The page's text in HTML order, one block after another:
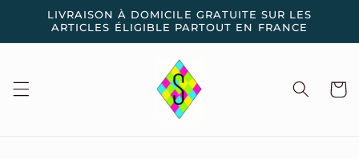
passer
contenu
LIVRAISON À DOMICILE GRATUITE SUR LES
ARTICLES ÉLIGIBLE PARTOUT EN FRANCE
Panier